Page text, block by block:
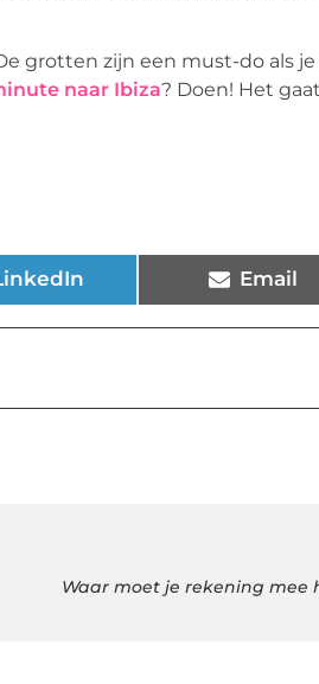
grotten zijn een must-do als je
naar Ibiza? Doen! Het
Email
Waar moet je rekening mee